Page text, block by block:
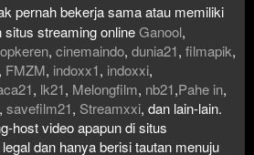
pernah bekerja sama atau memiliki
situs streaming onlineGanool,
, cinemaindo, dunia21, filmapik,
, FMZM, indoxx1, indoxxi,
, lk21, Melongfilm, nb21,Pahe in,
, savefilm21, Streamxxi, dan lain-lain.
host video apapun di situs
dan hanya berisi tautan menuju